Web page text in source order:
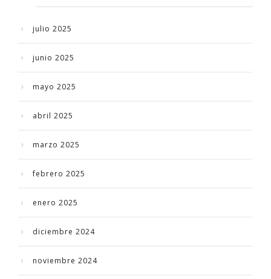
julio 2025
junio 2025
mayo 2025
abril 2025
marzo 2025
febrero 2025
enero 2025
diciembre 2024
noviembre 2024